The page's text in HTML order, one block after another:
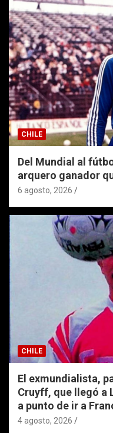
CHILE
Del Mundial al
arquero ganador
6 agosto, 2026
CHILE
El exmundialista,
Cruyff, que llegó a
a punto de ir a
4 agosto, 2026